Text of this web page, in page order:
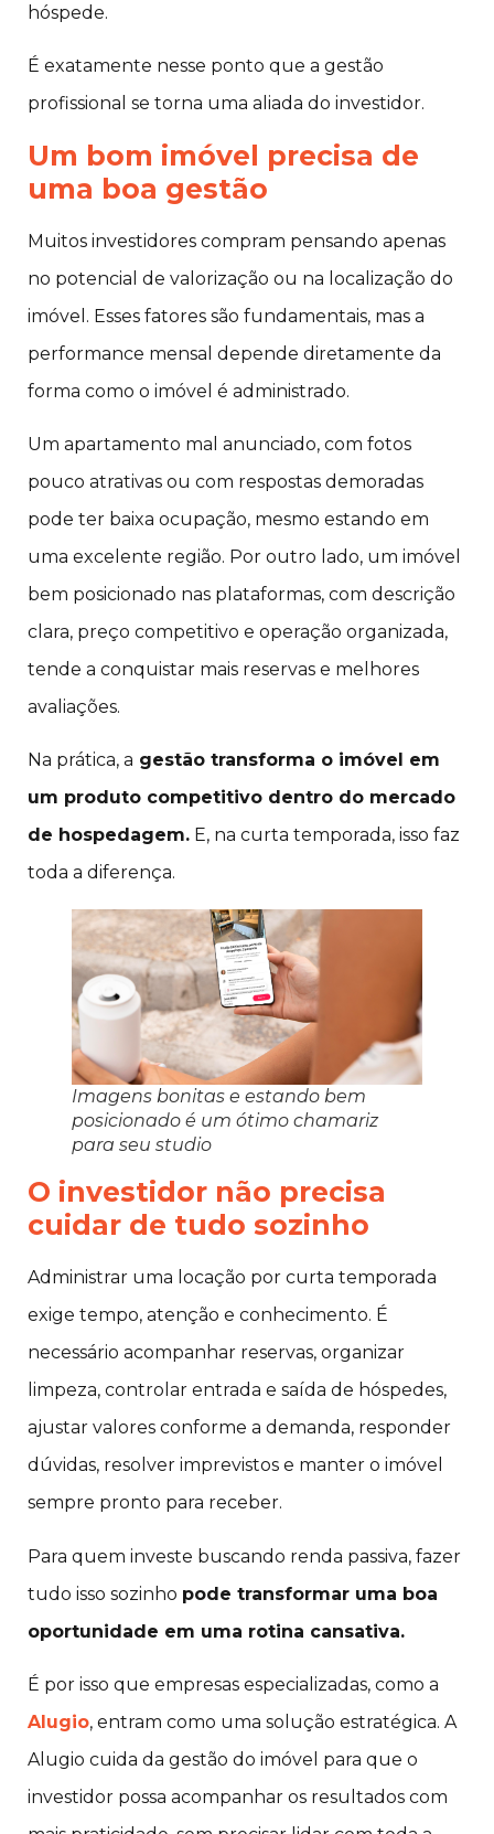
hóspede.
É exatamente nesse ponto que a gestão
profissional se torna uma aliada do investidor.
Um bom imóvel precisa de
uma boa gestão
Muitos investidores compram pensando apenas
no potencial de valorização ou na localização do
imóvel. Esses fatores são fundamentais, mas a
performance mensal depende diretamente da
forma como o imóvel é administrado.
Um apartamento mal anunciado, com fotos
pouco atrativas ou com respostas demoradas
pode ter baixa ocupação, mesmo estando em
uma excelente região. Por outro lado, um imóvel
bem posicionado nas plataformas, com descrição
clara, preço competitivo e operação organizada,
tende a conquistar mais reservas e melhores
avaliações.
Na prática, a gestão transforma o imóvel em
um produto competitivo dentro do mercado
de hospedagem. E, na curta temporada, isso faz
toda a diferença.
Imagens bonitas e estando bem
posicionado é um ótimo chamariz
para seu studio
O investidor não precisa
cuidar de tudo sozinho
Administrar uma locação por curta temporada
exige tempo, atenção e conhecimento. É
necessário acompanhar reservas, organizar
limpeza, controlar entrada e saída de hóspedes,
ajustar valores conforme a demanda, responder
dúvidas, resolver imprevistos e manter o imóvel
sempre pronto para receber.
Para quem investe buscando renda passiva, fazer
tudo isso sozinho pode transformar uma boa
oportunidade em uma rotina cansativa.
É por isso que empresas especializadas, como a
Alugio, entram como uma solução estratégica. A
Alugio cuida da gestão do imóvel para que o
investidor possa acompanhar os resultados com